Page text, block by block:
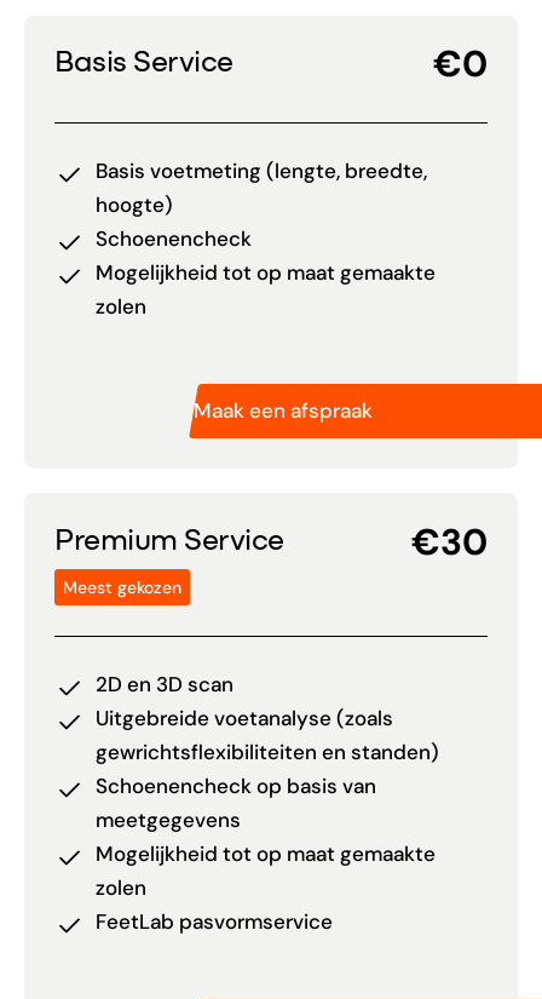
Basis Service €0
Basis voetmeting (lengte, breedte,
hoogte)
Schoenencheck
Mogelijkheid tot op maat gemaakte
zolen
Maak een afspraak
Premium Service
Meest gekozen
€30
2D en 3D scan
Uitgebreide voetanalyse (zoals
gewrichtsflexibiliteiten en standen)
Schoenencheck op basis van
meetgegevens
Mogelijkheid tot op maat gemaakte
zolen
FeetLab pasvormservice